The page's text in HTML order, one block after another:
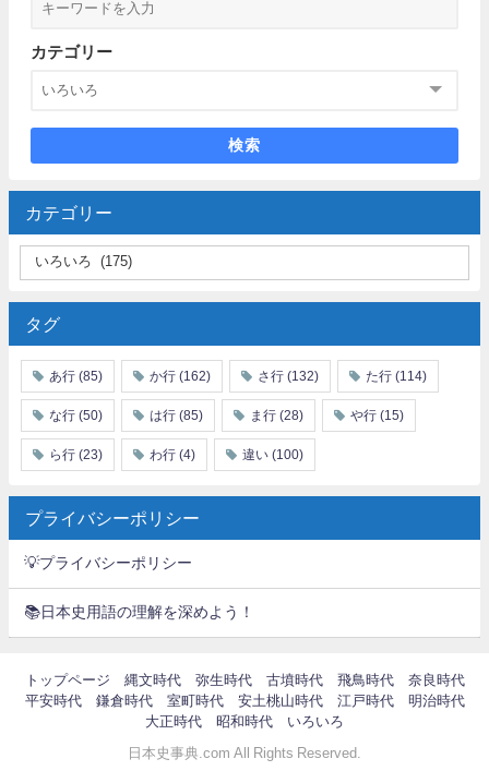
カテゴリー
検索
カテゴリー
タグ
あ行 (85) か行 (162) さ行 (132) た行 (114)
な行 (50) は行 (85) ま行 (28) や行 (15)
ら行 (23) わ行 (4) 違い (100)
プライバシーポリシー
💡プライバシーポリシー
📚日本史用語の理解を深めよう！
トップページ 縄文時代 弥生時代 古墳時代 飛鳥時代
奈良時代
平安時代
鎌倉時代 室町時代 安土桃山時代 江戸時代
明治時代
大正時代
昭和時代 いろいろ
日本史事典.com All Rights Reserved.